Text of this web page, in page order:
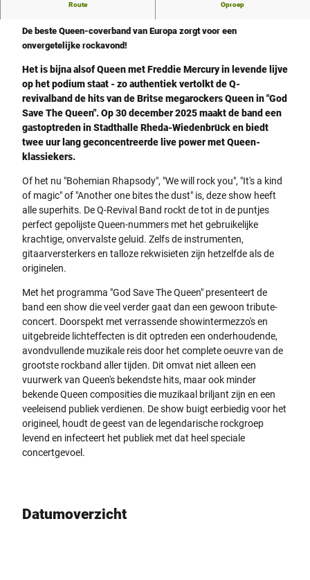
Route Oproep
Concert met de Q-Revival Band
De beste Queen-coverband van Europa zorgt voor een
onvergetelijke rockavond!
Het is bijna alsof Queen met Freddie Mercury in levende lijve
op het podium staat - zo authentiek vertolkt de Q-
revivalband de hits van de Britse megarockers Queen in "God
Save The Queen". Op 30 december 2025 maakt de band een
gastoptreden in Stadthalle Rheda-Wiedenbrück en biedt
twee uur lang geconcentreerde live power met Queen-
klassiekers.
Of het nu "Bohemian Rhapsody", "We will rock you", "It's a kind
of magic" of "Another one bites the dust" is, deze show heeft
alle superhits. De Q-Revival Band rockt de tot in de puntjes
perfect gepolijste Queen-nummers met het gebruikelijke
krachtige, onvervalste geluid. Zelfs de instrumenten,
gitaarversterkers en talloze rekwisieten zijn hetzelfde als de
originelen.
Met het programma "God Save The Queen" presenteert de
band een show die veel verder gaat dan een gewoon tribute-
concert. Doorspekt met verrassende showintermezzo's en
uitgebreide lichteffecten is dit optreden een onderhoudende,
avondvullende muzikale reis door het complete oeuvre van de
grootste rockband aller tijden. Dit omvat niet alleen een
vuurwerk van Queen's bekendste hits, maar ook minder
bekende Queen composities die muzikaal briljant zijn en een
veeleisend publiek verdienen. De show buigt eerbiedig voor het
origineel, houdt de geest van de legendarische rockgroep
levend en infecteert het publiek met dat heel speciale
concertgevoel.
Datumoverzicht